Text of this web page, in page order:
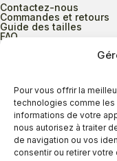
Pour vous offrir la
technologies comme
informations de votre
nous autorisez à traiter
de navigation ou vos
consentir ou retirer
Contactez-nous
Commandes et retours
Guide des tailles
FAQ
Heures d’ouverture
Lundi au mercredi
Jeudi
Vendredi